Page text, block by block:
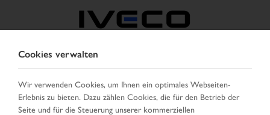
ÖSTERREICH
LAND AUSWÄHLEN SPRACHE ÄNDERN
Cookies verwalten
Wir verwenden Cookies, um Ihnen ein optimales Webseiten-
Erlebnis zu bieten. Dazu zählen Cookies, die für den Betrieb der
Seite und für die Steuerung unserer kommerziellen